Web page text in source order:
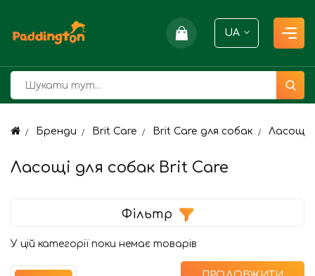
UA
Бренди Brit Care Brit Care для собак Ласощі
Ласощі для собак Brit Care
Фільтр
У цій категорії поки немає товарів